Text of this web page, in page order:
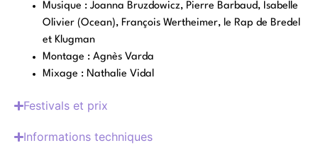
Musique : Joanna Bruzdowicz, Pierre Barbaud, Isabelle
Olivier (Ocean), François Wertheimer, le Rap de Bredel
et Klugman
Montage : Agnès Varda
Mixage : Nathalie Vidal
Festivals et prix
Informations techniques